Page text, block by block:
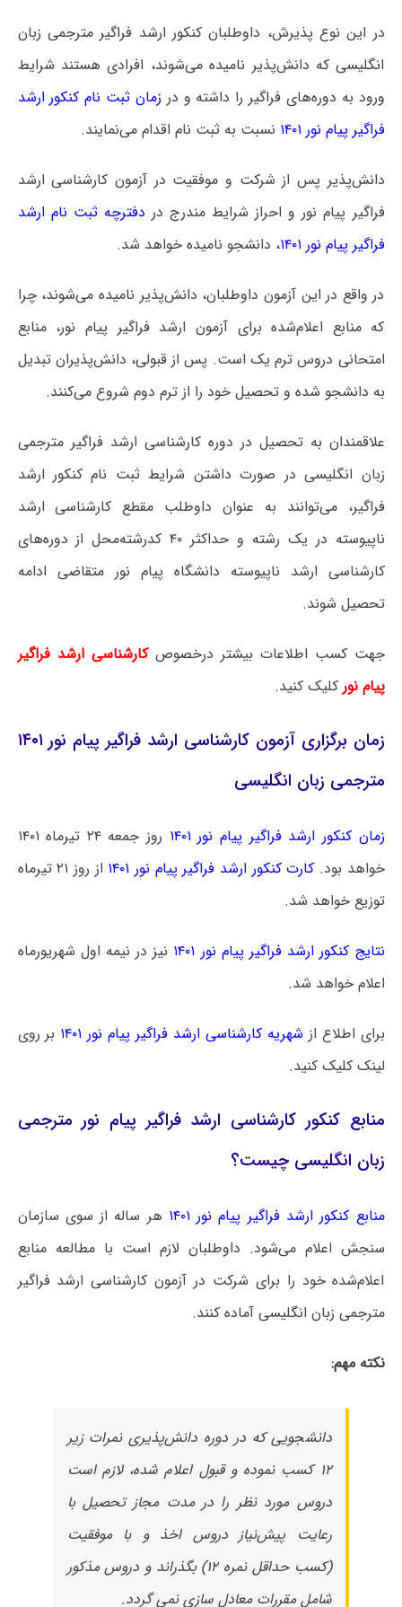
در این نوع پذیرش، داوطلبان کنکور ارشد فراگیر مترجمی زبان
انگلیسی که دانش‌پذیر نامیده می‌شوند، افرادی هستند شرایط
ورود به دوره‌های فراگیر را داشته و در زمان ثبت نام کنکور ارشد
فراگیر پیام نور ۱۴۰۱
نسبت به ثبت نام اقدام می‌نمایند.
دانش‌پذیر پس از شرکت و موفقیت در آزمون کارشناسی ارشد
فراگیر پیام نور و احراز شرایط مندرج در دفترچه ثبت نام ارشد
فراگیر پیام نور ۱۴۰۱
، دانشجو نامیده خواهد شد.
در واقع در این آزمون داوطلبان، دانش‌پذیر نامیده می‌شوند، چرا
که منابع اعلام‌شده برای آزمون ارشد فراگیر پیام نور، منابع
امتحانی دروس ترم یک است. پس از قبولی، دانش‌پذیران تبدیل
به دانشجو شده و تحصیل خود را از ترم دوم شروع می‌کنند.
علاقمندان به تحصیل در دوره کارشناسی ارشد فراگیر مترجمی
زبان انگلیسی در صورت داشتن شرایط ثبت نام کنکور ارشد
فراگیر، می‌توانند به عنوان داوطلب مقطع کارشناسی ارشد
ناپیوسته در یک رشته و حداکثر ۴۰ کدرشته‌محل از دوره‌های
کارشناسی ارشد ناپیوسته دانشگاه پیام نور متقاضی ادامه
تحصیل شوند.
جهت کسب اطلاعات بیشتر درخصوص کارشناسی ارشد فراگیر
پیام نورکلیک کنید.
زمان برگزاری آزمون کارشناسی ارشد فراگیر پیام نور ۱۴۰۱
مترجمی زبان انگلیسی
زمان کنکور ارشد فراگیر پیام نور ۱۴۰۱
روز جمعه ۲۴ تیرماه ۱۴۰۱
خواهد بود. کارت کنکور ارشد فراگیر پیام نور ۱۴۰۱
از روز ۲۱ تیرماه
توزیع خواهد شد.
نتایج کنکور ارشد فراگیر پیام نور ۱۴۰۱
نیز در نیمه اول شهریورماه
اعلام خواهد شد.
برای اطلاع از شهریه کارشناسی ارشد فراگیر پیام نور ۱۴۰۱
بر روی
لینک کلیک کنید.
منابع کنکور کارشناسی ارشد فراگیر پیام نور مترجمی
زبان انگلیسی چیست؟
منابع کنکور ارشد فراگیر پیام نور ۱۴۰۱
هر ساله از سوی سازمان
سنجش اعلام می‌شود. داوطلبان لازم است با مطالعه منابع
اعلام‌شده خود را برای شرکت در آزمون کارشناسی ارشد فراگیر
مترجمی زبان انگلیسی آماده کنند.
نکته مهم:
دانشجویی که در دوره دانش‌پذیری نمرات زیر
۱۲ کسب نموده و قبول اعلام شده، لازم است
دروس مورد نظر را در مدت مجاز تحصیل با
رعایت پیش‌نیاز دروس اخذ و با موفقیت
(کسب حداقل نمره ۱۲) بگذراند و دروس مذکور
شامل مقررات معادل سازی نمی گردد.